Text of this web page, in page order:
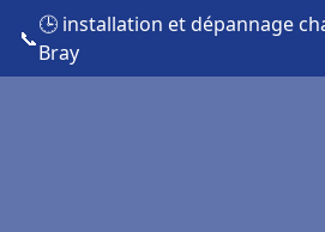
📞
🕒 installation et dépannage
Bray